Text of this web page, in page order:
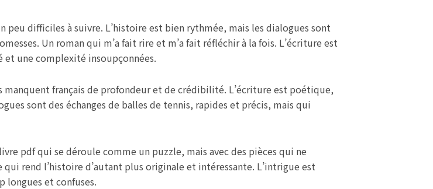
difficiles à suivre. L’histoire est bien rythmée, mais les dialogues sont
Un roman qui m’a fait rire et m’a fait réfléchir à la fois. L’écriture est
et une complexité insoupçonnées.
français de profondeur et de crédibilité. L’écriture est poétique,
sont des échanges de balles de tennis, rapides et précis, mais qui
pdf qui se déroule comme un puzzle, mais avec des pièces qui ne
rend l’histoire d’autant plus originale et intéressante. L’intrigue est
longues et confuses.